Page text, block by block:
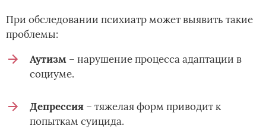
При обследовании психиатр может выявить такие
проблемы:
Аутизм – нарушение процесса адаптации в
социуме.
Депрессия – тяжелая форм приводит к
попыткам суицида.